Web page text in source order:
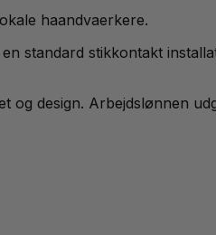
haandvaerkere.
standard stikkontakt
design. Arbejdslønnen